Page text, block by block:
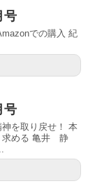
号
での購入 紀
号
神を取り戻せ！ 本
求める 亀井 静